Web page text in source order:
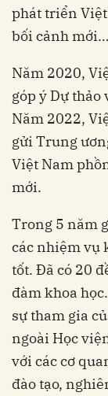
phát triển
bối cảnh mới…
Năm 2020,
góp ý Dự
Năm 2022,
gửi Trung
Việt Nam
mới.
Trong 5 năm
các nhiệm vụ
tốt. Đã có 20
đàm khoa
sự tham gia
ngoài Học
với các cơ
đào tạo,